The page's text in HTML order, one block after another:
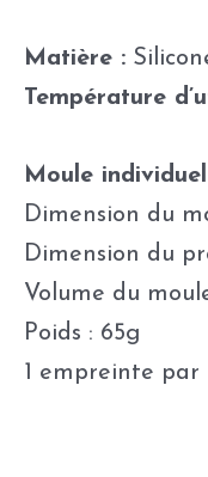
Matière :
Température
Moule
Dimension du
Dimension du
Volume du
Poids : 65g
1 empreinte par